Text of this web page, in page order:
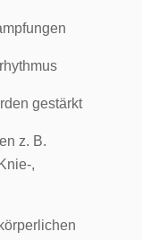
gestärkt
z. B.
,